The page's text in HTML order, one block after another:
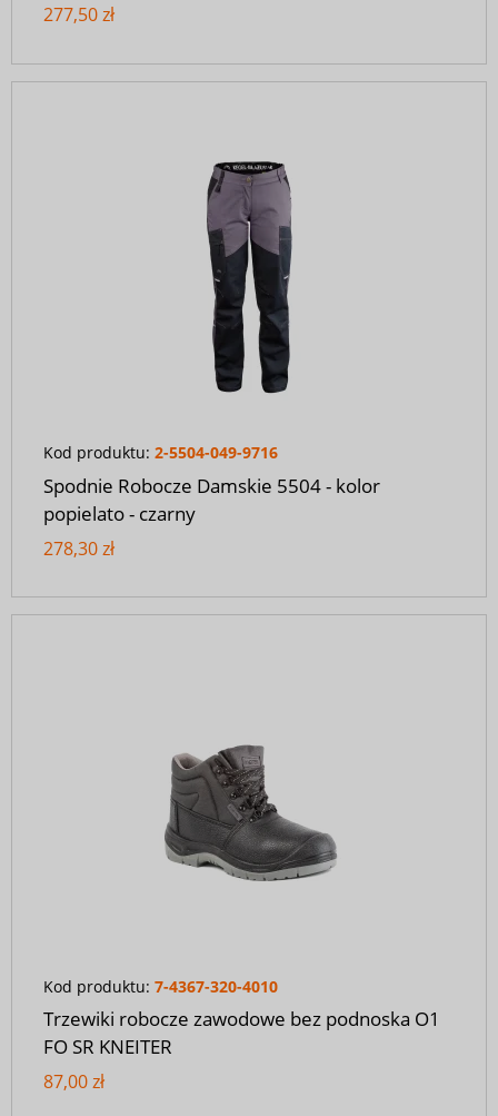
277,50 zł
Kod produktu: 2-5504-049-9716
Spodnie Robocze Damskie 5504 - kolor
popielato - czarny
278,30 zł
Kod produktu: 7-4367-320-4010
Trzewiki robocze zawodowe bez podnoska O1
FO SR KNEITER
87,00 zł